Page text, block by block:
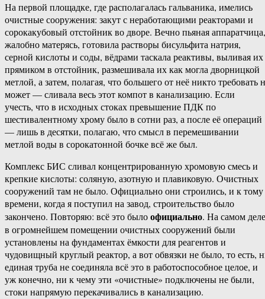
На первой площадке, где располагалась гальваника, имелись
очистные сооружения: закут с неработающими реакторами и
сорокакубовый отстойник во дворе. Вечно пьяная аппаратчица,
жалобно матерясь, готовила растворы бисульфита натрия,
серной кислоты и соды, вёдрами таскала реактивы, выливая их
прямиком в отстойник, размешивала их как могла дворницкой
метлой, а затем, полагая, что большего от неё никто требовать
может — сливала весь этот компот в канализацию. Если
учесть, что в исходных стоках превышение ПДК по
шестивалентному хрому было в сотни раз, а после её операций
— лишь в десятки, полагаю, что смысл в перемешивании
метлой воды в сорокатонной бочке всё же был.
Комплекс БИС сливал концентрированную хромовую смесь и
крепкие кислоты: соляную, азотную и плавиковую. Очистных
сооружений там не было. Официально они строились, и к тому
времени, когда я поступил на завод, строительство было
закончено. Повторяю: всё это былоофициально. На самом деле
в огромнейшем помещении очистных сооружений были
установлены на фундаментах ёмкости для реагентов и
чудовищный круглый реактор, а вот обвязки не было, то есть,
единая труба не соединяла всё это в работоспособное целое, и
уж конечно, ни к чему эти «очистные» подключены не были,
стоки напрямую перекачивались в канализацию.